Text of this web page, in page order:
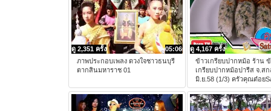
05:06
ดู 2,351 ครั้ง
ภาพประกอบเพลง ดวงใจชาวธนบุรี
ตากสินมหาราช 01
ดู 4,167 ครั้ง
ข้าวเกรียบปากหม้อ ร้าน
เกรียบปากหม้อปารีส จ.ส
มิ.ย.58 (1/3) ครัวคุณต๋อย